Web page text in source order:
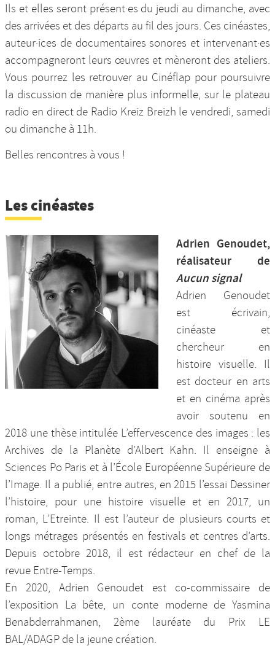
Ils et elles seront présent·es du jeudi au dimanche, avec
des arrivées et des départs au fil des jours. Ces cinéastes,
auteur·ices de documentaires sonores et intervenant·es
accompagneront leurs œuvres et mèneront des ateliers.
Vous pourrez les retrouver au Cinéflap pour poursuivre
la discussion de manière plus informelle, sur le plateau
radio en direct de Radio Kreiz Breizh le vendredi, samedi
ou dimanche à 11h.
Belles rencontres à vous !
Les cinéastes
Adrien Genoudet,
réalisateur de
Aucun signal
Adrien Genoudet
est écrivain,
cinéaste et
chercheur en
histoire visuelle. Il
est docteur en arts
et en cinéma après
avoir soutenu en
2018 une thèse intitulée L’effervescence des images : les
Archives de la Planète d’Albert Kahn. Il enseigne à
Sciences Po Paris et à l’École Européenne Supérieure de
l’Image. Il a publié, entre autres, en 2015 l’essai Dessiner
l’histoire, pour une histoire visuelle et en 2017, un
roman, L’Etreinte. Il est l’auteur de plusieurs courts et
longs métrages présentés en festivals et centres d’arts.
Depuis octobre 2018, il est rédacteur en chef de la
revue Entre-Temps.
En 2020, Adrien Genoudet est co-commissaire de
l’exposition La bête, un conte moderne de Yasmina
Benabderrahmanen, 2ème lauréate du Prix LE
BAL/ADAGP de la jeune création.